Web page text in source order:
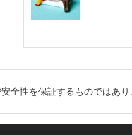
全性を保証するものではあ